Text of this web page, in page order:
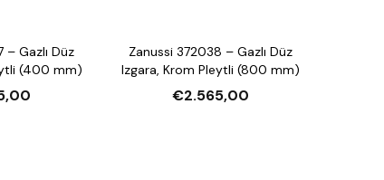
– Gazlı Düz
(400 mm)
Zanussi 372038 – Gazlı Düz
Izgara, Krom Pleytli (800 mm)
€2.565,00